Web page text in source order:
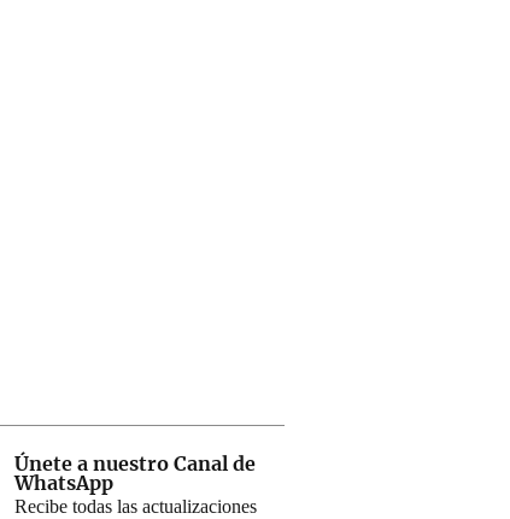
Únete a nuestro Canal de
WhatsApp
Recibe todas las actualizaciones